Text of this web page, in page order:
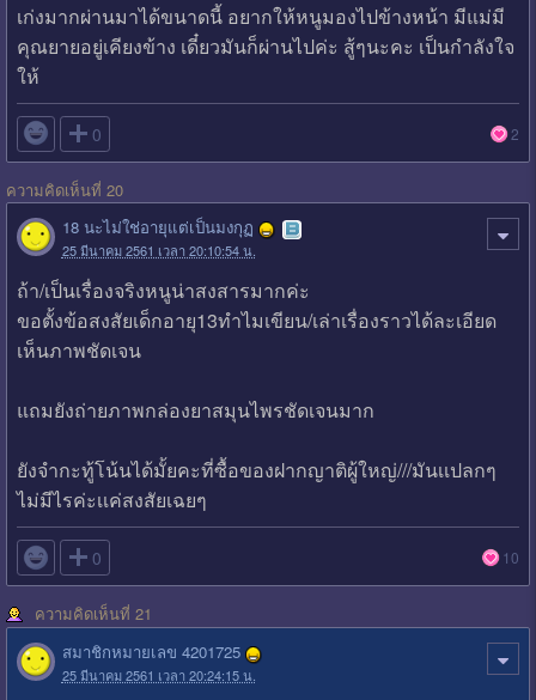
เก่งมากผ่านมาได้ขนาดนี้ อยากให้หนูมองไปข้างหน้า มีแม่มี
คุณยายอยู่เคียงข้าง เดี๋ยวมันก็ผ่านไปค่ะ สู้ๆนะคะ เป็นกำลังใจ
ให้
 0 2
ความคิดเห็นที่ 20
18 นะไม่ใช่อายุแต่เป็นมงกุฏ
25 มีนาคม 2561 เวลา 20:10:54 น.
ถ้า/เป็นเรื่องจริงหนูน่าสงสารมากค่ะ
ขอตั้งข้อสงสัยเด็กอายุ13ทำไมเขียน/เล่าเรื่องราวได้ละเอียด
เห็นภาพชัดเจน
แถมยังถ่ายภาพกล่องยาสมุนไพรชัดเจนมาก
ยังจำกะทู้โน้นได้มั้ยคะที่ซื้อของฝากญาติผู้ใหญ่///มันเเปลกๆ
ไม่มีไรค่ะเเค่สงสัยเฉยๆ
 0 10
ความคิดเห็นที่ 21
สมาชิกหมายเลข 4201725
25 มีนาคม 2561 เวลา 20:24:15 น.